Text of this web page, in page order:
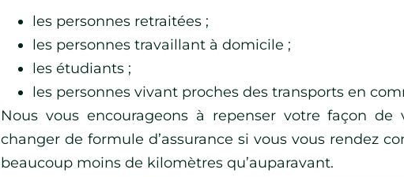
les personnes retraitées ;
les personnes travaillant à domicile ;
les étudiants ;
les personnes vivant proches des transports en
Nous vous encourageons à repenser votre façon de
changer de formule d’assurance si vous vous rendez
beaucoup moins de kilomètres qu’auparavant.